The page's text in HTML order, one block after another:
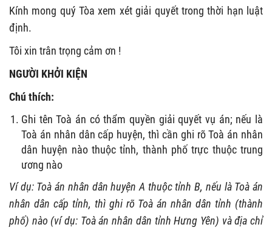
Kính mong quý Tòa xem xét giải quyết trong thời hạn luật
định.
Tôi xin trân trọng cảm ơn !
NGƯỜI KHỞI KIỆN
Chú thích:
Ghi tên Toà án có thẩm quyền giải quyết vụ án; nếu là
Toà án nhân dân cấp huyện, thì cần ghi rõ Toà án nhân
dân huyện nào thuộc tỉnh, thành phố trực thuộc trung
ương nào
Ví dụ: Toà án nhân dân huyện A thuộc tỉnh B, nếu là Toà án
nhân dân cấp tỉnh, thì ghi rõ Toà án nhân dân tỉnh (thành
phố) nào (ví dụ: Toà án nhân dân tỉnh Hưng Yên) và địa chỉ